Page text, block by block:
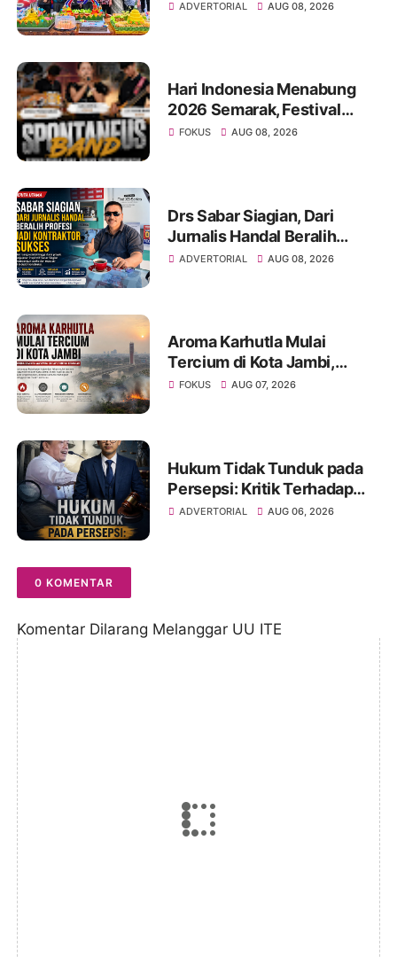
ADVERTORIAL AUG 08, 2026
Hari Indonesia Menabung
2026 Semarak, Festival
Band Pelajar dan Mahasiswa
2
FOKUS AUG 08, 2026
Drs Sabar Siagian, Dari
Jurnalis Handal Beralih
Profesi Jadi Kontraktor
ADVERTORIAL AUG 08, 2026
Aroma Karhutla Mulai
Tercium di Kota Jambi,
Warga Diminta Waspada
FOKUS AUG 07, 2026
Hukum Tidak Tunduk pada
Persepsi: Kritik Terhadap
Monopoli Kebenaran oleh
ADVERTORIAL AUG 06, 2026
0 KOMENTAR
Komentar Dilarang Melanggar UU ITE